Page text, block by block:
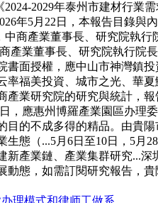
2029年泰州市建材行
年5月22日，本報告目錄
中商產業董事長、研究院執
產業董事長、研究院執行院
書面授權，應中山市神灣鎮
率福美投資、城市之光、華
產業研究院的研究與統計，
，應惠州博羅產業園區办
目的不成多得的精品。由貴
生態（...5月6日至10日，5
新產業鏈、產業集群研究...
動態，如需訂閱研究報告，
理模式和律师工做系